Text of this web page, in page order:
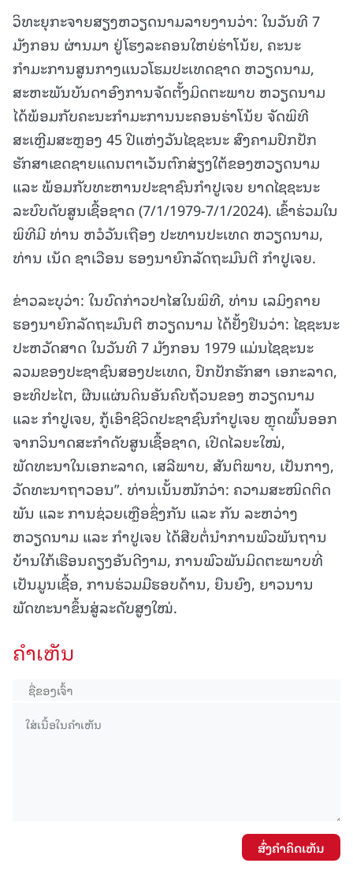
ວິທະຍຸກະຈາຍສຽງຫວຽດນາມລາຍງານວ່າ: ໃນວັນທີ 7
ມັງກອນ ຜ່ານມາ ຢູ່ໂຮງລະຄອນໃຫຍ່ຮ່າໂນ້ຍ, ຄະນະ
ກຳມະການສູນກາງແນວໂຮມປະເທດຊາດ ຫວຽດນາມ,
ສະຫະພັນບັນດາອົງການຈັດຕັ້ງມິດຕະພາບ ຫວຽດນາມ
ໄດ້ພ້ອມກັບຄະນະກຳມະການນະຄອນຮ່າໂນ້ຍ ຈັດພິທີ
ສະເຫຼີມສະຫຼອງ 45 ປີແຫ່ງວັນໄຊຊະນະ ສົງຄາມປົກປັກ
ຮັກສາເຂດຊາຍແດນຕາເວັນຕົກສ່ຽງໃຕ້ຂອງຫວຽດນາມ
ແລະ ພ້ອມກັບທະຫານປະຊາຊົນກຳປູເຈຍ ຍາດໄຊຊະນະ
ລະບົບດັບສູນເຊື້ອຊາດ (7/1/1979-7/1/2024). ເຂົ້າຮ່ວມໃນ
ພິທີມີ ທ່ານ ຫວໍວັນເຖືອງ ປະທານປະເທດ ຫວຽດນາມ,
ທ່ານ ເນັດ ຊາເວືອນ ຮອງນາຍົກລັດຖະມົນຕີ ກໍາປູເຈຍ.
ຂ່າວລະບຸວ່າ: ໃນບົດກ່າວປາໄສໃນພິທີ, ທ່ານ ເລມິງຄາຍ
ຮອງນາຍົກລັດຖະມົນຕີ ຫວຽດນາມ ໄດ້ຢັ້ງຢືນວ່າ: ໄຊຊະນະ
ປະຫວັດສາດ ໃນວັນທີ 7 ມັງກອນ 1979 ແມ່ນໄຊຊະນະ
ລວມຂອງປະຊາຊົນສອງປະເທດ, ປົກປັກຮັກສາ ເອກະລາດ,
ອະທິປະໄຕ, ຜືນແຜ່ນດິນອັນຄົບຖ້ວນຂອງ ຫວຽດນາມ
ແລະ ກຳປູເຈຍ, ກູ້ເອົາຊີວິດປະຊາຊົນກຳປູເຈຍ ຫຼຸດພົ້ນອອກ
ຈາກວິນາດສະກຳດັບສູນເຊື້ອຊາດ, ເປີດໄລຍະໃໝ່,
ພັດທະນາໃນເອກະລາດ, ເສລີພາບ, ສັນຕິພາບ, ເປັນກາງ,
ວັດທະນາຖາວອນ”. ທ່ານເນັ້ນໜັກວ່າ: ຄວາມສະໜິດຕິດ
ພັນ ແລະ ການຊ່ວຍເຫຼືອຊຶ່ງກັນ ແລະ ກັນ ລະຫວ່າງ
ຫວຽດນາມ ແລະ ກຳປູເຈຍ ໄດ້ສືບຕໍ່ນຳການພົວພັນຖານ
ບ້ານໃກ້ເຮືອນຄຽງອັນດີງາມ, ການພົວພັນມິດຕະພາບທີ່
ເປັນມູນເຊື້ອ, ການຮ່ວມມືຮອບດ້ານ, ຍືນຍົງ, ຍາວນານ
ພັດທະນາຂຶ້ນສູ່ລະດັບສູງໃໝ່.
ຄໍາເຫັນ
ສົ່ງຄໍາຄິດເຫັນ